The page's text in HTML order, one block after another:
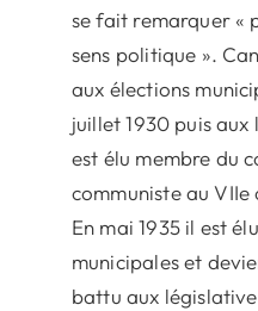
se fait remarquer «
sens politique ».
aux élections
juillet 1930 puis aux
est élu membre du
communiste au VIIe
En mai 1935 il est
municipales et
battu aux